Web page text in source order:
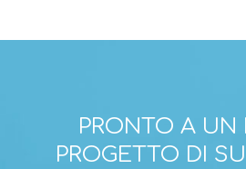
PRONTO A UN
PROGETTO DI